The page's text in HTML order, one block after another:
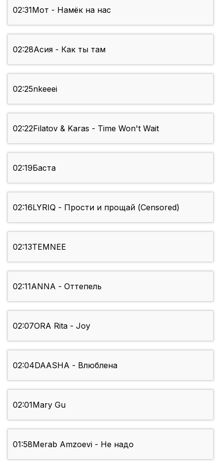
02:31Мот - Намёк на нас
02:28Асия - Как ты там
02:25nkeeei
02:22Filatov & Karas - Time Won't Wait
02:19Баста
02:16LYRIQ - Прости и прощай (Censored)
02:13TEMNEE
02:11ANNA - Оттепель
02:07ORA Rita - Joy
02:04DAASHA - Влюблена
02:01Mary Gu
01:58Merab Amzoevi - Не надо